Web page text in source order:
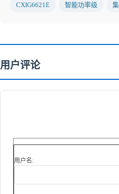
CXIG6621E 智能功率级
用户评论
用户名: